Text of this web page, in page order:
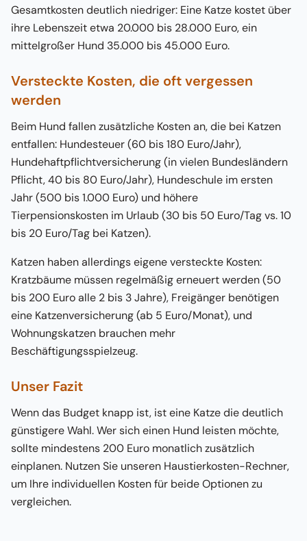
Gesamtkosten deutlich niedriger: Eine Katze kostet über
ihre Lebenszeit etwa 20.000 bis 28.000 Euro, ein
mittelgroßer Hund 35.000 bis 45.000 Euro.
Versteckte Kosten, die oft vergessen
werden
Beim Hund fallen zusätzliche Kosten an, die bei Katzen
entfallen: Hundesteuer (60 bis 180 Euro/Jahr),
Hundehaftpflichtversicherung (in vielen Bundesländern
Pflicht, 40 bis 80 Euro/Jahr), Hundeschule im ersten
Jahr (500 bis 1.000 Euro) und höhere
Tierpensionskosten im Urlaub (30 bis 50 Euro/Tag vs. 10
bis 20 Euro/Tag bei Katzen).
Katzen haben allerdings eigene versteckte Kosten:
Kratzbäume müssen regelmäßig erneuert werden (50
bis 200 Euro alle 2 bis 3 Jahre), Freigänger benötigen
eine Katzenversicherung (ab 5 Euro/Monat), und
Wohnungskatzen brauchen mehr
Beschäftigungsspielzeug.
Unser Fazit
Wenn das Budget knapp ist, ist eine Katze die deutlich
günstigere Wahl. Wer sich einen Hund leisten möchte,
sollte mindestens 200 Euro monatlich zusätzlich
einplanen. Nutzen Sie unseren Haustierkosten-Rechner,
um Ihre individuellen Kosten für beide Optionen zu
vergleichen.